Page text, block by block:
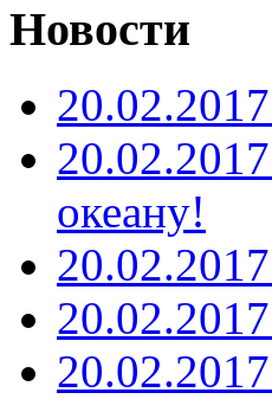
Новости
20.02.2017
20.02.2017
океану!
20.02.2017
20.02.2017
20.02.2017